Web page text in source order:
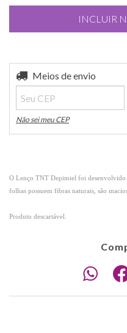
Entregas para o CEP:
Meios de envio
Não sei meu CEP
O Lenço TNT Depimiel foi desenvolvido
folhas possuem fibras naturais, são
Produto descartável.